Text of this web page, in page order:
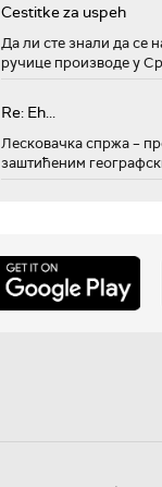
Cestitke za uspeh
Да ли сте знали да се
ручице производе у
Re: Eh...
Лесковачка спржа –
заштићеним